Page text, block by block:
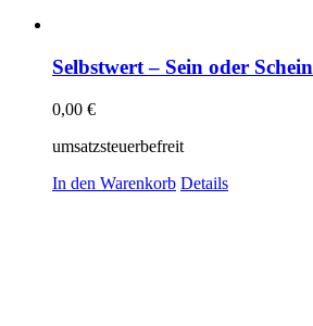
Selbstwert – Sein oder Schein
0,00 €
umsatzsteuerbefreit
In den Warenkorb Details